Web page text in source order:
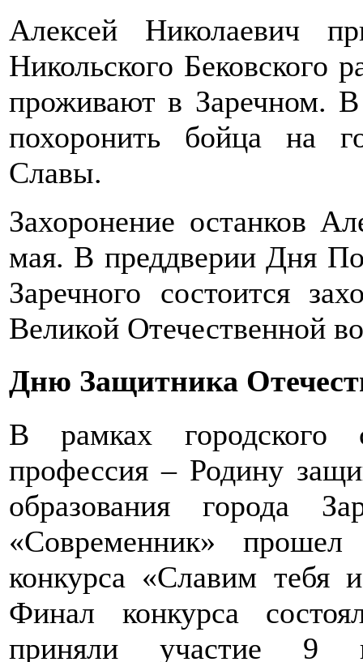
Алексей Николаевич
Никольского Бековского
проживают в Заречном.
похоронить бойца на
Славы.
Захоронение останков
мая. В преддверии Дня
Заречного состоится
Великой Отечественной
Дню Защитника
В рамках городского
профессия – Родину
образования города
«Современник» прошел
конкурса «Славим тебя
Финал конкурса
приняли участие 9